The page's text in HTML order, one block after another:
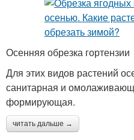
Осенняя обрезка гортензии
Для этих видов растений
санитарная и
формирующая.
читать дальше →